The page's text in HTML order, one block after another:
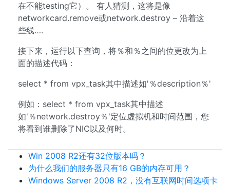
在不能testing它）。 有人猜测，这将是像
networkcard.remove或network.destroy – 沿着这
些线….
接下来，运行以下查询，将％和％之间的位更改为上
面的描述代码：
select * from vpx_task其中描述如'％description％'
例如：select * from vpx_task其中描述
如'％network.destroy％'定位虚拟机和时间范围，您
将看到谁删除了NIC以及何时。
Win 2008 R2还有32位版本吗？
为什么我们的服务器只有16 GB的内存可用？
Windows Server 2008 R2，没有互联网时间选项卡